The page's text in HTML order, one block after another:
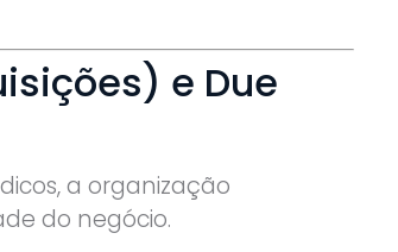
e Due
a organização
do negócio.